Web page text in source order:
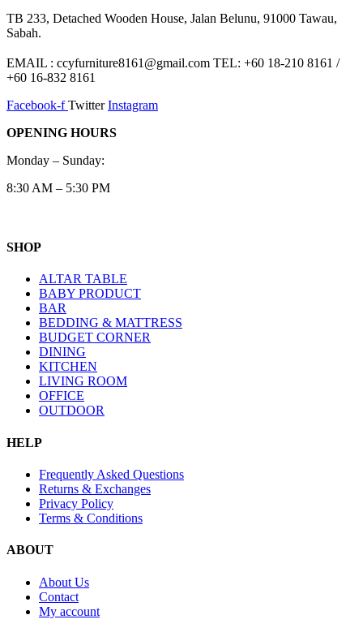
TB 233, Detached Wooden House, Jalan Belunu, 91000 Tawau,
Sabah.
EMAIL : ccyfurniture8161@gmail.com TEL: +60 18-210 8161 /
+60 16-832 8161
Facebook-f Twitter Instagram
OPENING HOURS
Monday – Sunday:
8:30 AM – 5:30 PM
SHOP
ALTAR TABLE
BABY PRODUCT
BAR
BEDDING & MATTRESS
BUDGET CORNER
DINING
KITCHEN
LIVING ROOM
OFFICE
OUTDOOR
HELP
Frequently Asked Questions
Returns & Exchanges
Privacy Policy
Terms & Conditions
ABOUT
About Us
Contact
My account